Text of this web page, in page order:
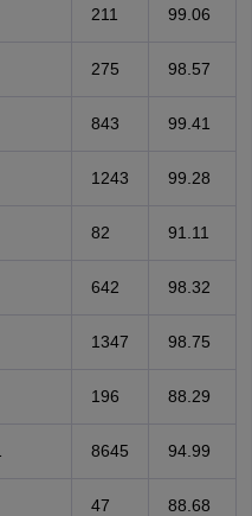
211 99.06
275 98.57
843 99.41
1243 99.28
82 91.11
642 98.32
1347 98.75
196 88.29
8645 94.99
47 88.68